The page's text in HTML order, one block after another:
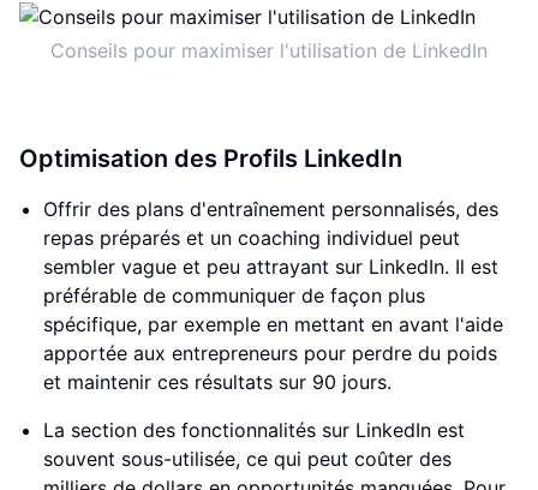
Conseils pour maximiser l'utilisation de LinkedIn
Optimisation des Profils LinkedIn
Offrir des plans d'entraînement personnalisés, des
repas préparés et un coaching individuel peut
sembler vague et peu attrayant sur LinkedIn. Il est
préférable de communiquer de façon plus
spécifique, par exemple en mettant en avant l'aide
apportée aux entrepreneurs pour perdre du poids
et maintenir ces résultats sur 90 jours.
La section des fonctionnalités sur LinkedIn est
souvent sous-utilisée, ce qui peut coûter des